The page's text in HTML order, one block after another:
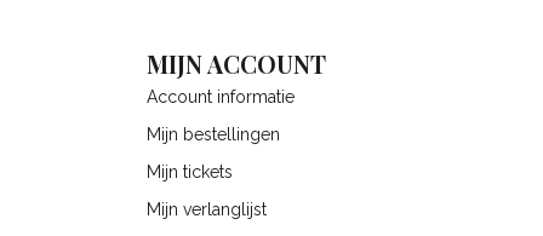
MIJN ACCOUNT
Account informatie
Mijn bestellingen
Mijn tickets
Mijn verlanglijst